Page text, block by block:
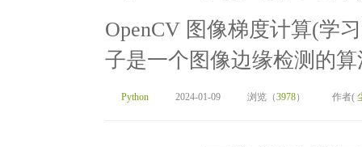
OpenCV 图像梯度计算(学
子是一个图像边缘检测的
Python 2024-01-09 浏览（3978） 作者(